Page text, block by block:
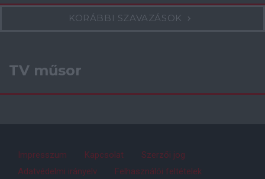
KORÁBBI SZAVAZÁSOK
TV műsor
Impresszum Kapcsolat
Szerzői jog
Adatvédelmi irányelv
Felhasználói feltételek